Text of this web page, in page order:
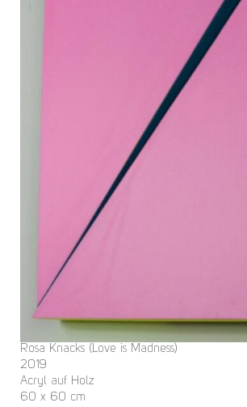
Rosa Knacks (Love is Madness)
2019
Acryl auf Holz
60 x 60 cm